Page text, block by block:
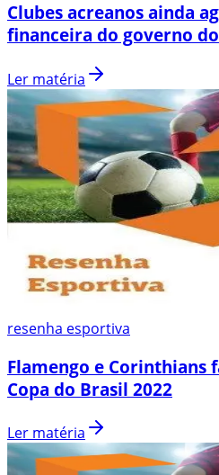
Clubes acreanos ainda
financeira do governo
Ler matéria
resenha esportiva
Flamengo e Corinthians
Copa do Brasil 2022
Ler matéria